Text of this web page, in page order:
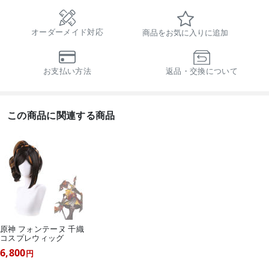
オーダーメイド対応 商品をお気に入りに追加
お支払い方法 返品・交換について
この商品に関連する商品
原神 フォンテーヌ 千織
コスプレウィッグ
6,800円